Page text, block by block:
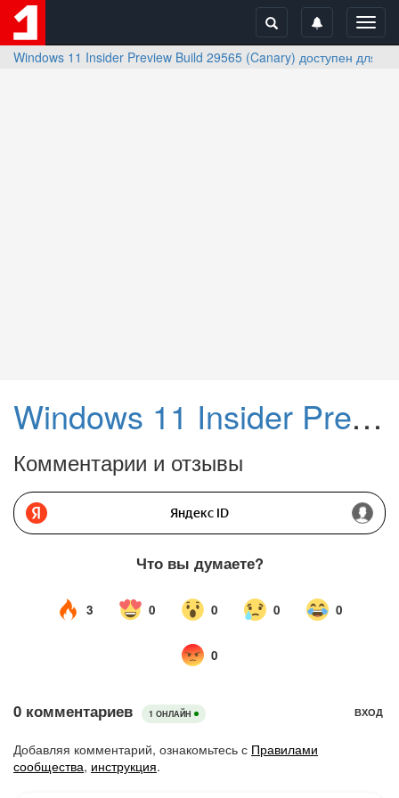
Windows 11 Insider Preview Build 29565 (Canary) доступен для
Windows 11 Insider Preview Build 29565 (Canary) доступен для тестирования
Комментарии и отзывы